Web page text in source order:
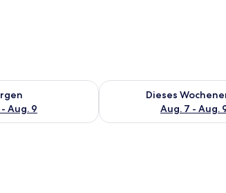
8.
Aug. 9
für morgen, Aug. 8 - Aug. 9.
Dieses
Aug. 7 - Aug.
Überprüfe die